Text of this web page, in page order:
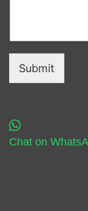
Submit
Chat on